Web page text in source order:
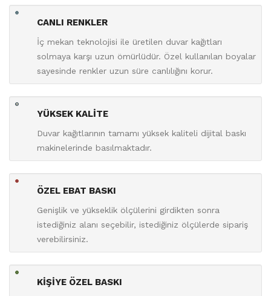
CANLI RENKLER
İç mekan teknolojisi ile üretilen duvar kağıtları
solmaya karşı uzun ömürlüdür. Özel kullanılan boyalar
sayesinde renkler uzun süre canlılığını korur.
YÜKSEK KALİTE
Duvar kağıtlarının tamamı yüksek kaliteli dijital baskı
makinelerinde basılmaktadır.
ÖZEL EBAT BASKI
Genişlik ve yükseklik ölçülerini girdikten sonra
istediğiniz alanı seçebilir, istediğiniz ölçülerde sipariş
verebilirsiniz.
KİŞİYE ÖZEL BASKI